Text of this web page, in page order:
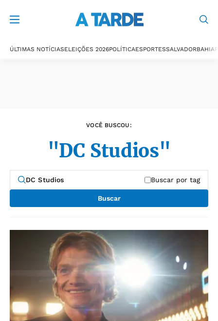
ÚLTIMAS NOTÍCIASELEIÇÕES 2026POLÍTICAESPORTESSALVADORBAHIA
VOCÊ BUSCOU:
"DC Studios"
Buscar por tag
Buscar